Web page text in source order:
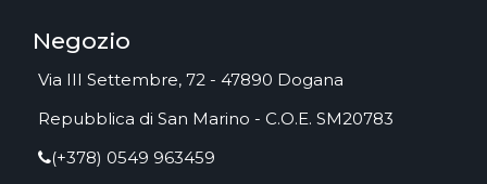
Negozio
Via III Settembre, 72 - 47890 Dogana
Repubblica di San Marino - C.O.E. SM20783
(+378) 0549 963459